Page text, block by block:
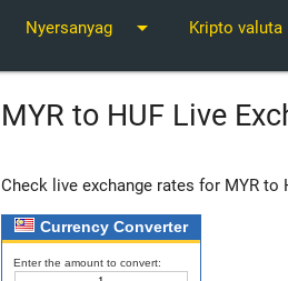
Nyersanyag arrow_drop_down Kripto valuta
MYR to HUF Live
Check live exchange rates for MYR to